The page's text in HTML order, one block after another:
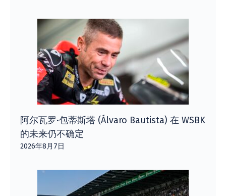
阿尔瓦罗·包蒂斯塔 (Álvaro Bautista) 在 WSBK
的未来仍不确定
2026年8月7日